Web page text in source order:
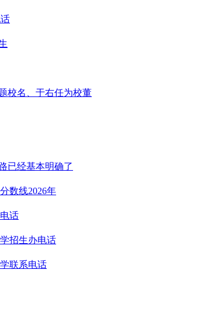
校名、于右任为校董
已经基本明确了
数线2026年
话
招生办电话
联系电话